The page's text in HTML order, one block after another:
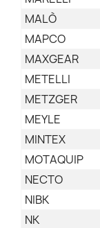
MALÒ
MAPCO
MAXGEAR
METELLI
METZGER
MEYLE
MINTEX
MOTAQUIP
NECTO
NIBK
NK